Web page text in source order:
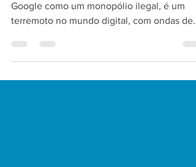
A decisão do juiz Amit Mehta, decretando a
Google como um monopólio ilegal, é um
terremoto no mundo digital, com ondas de